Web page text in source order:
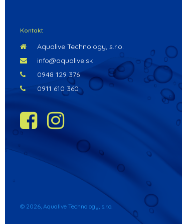
Kontakt
Aqualive Technology, s.r.o.
info@aqualive.sk
0948 129 376
0911 610 360
© 2026, Aqualive Technology, s.r.o.